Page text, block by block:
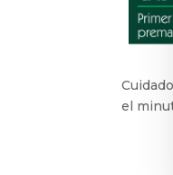
el